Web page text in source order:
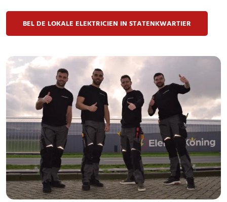
BEL DE LOKALE ELEKTRICIEN IN STATENKWARTIER